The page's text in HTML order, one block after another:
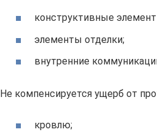
конструктивные
элементы отделки;
внутренние
Не компенсируется ущерб от
кровлю;